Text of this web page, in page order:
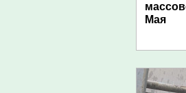
Мая